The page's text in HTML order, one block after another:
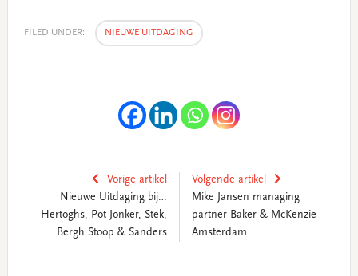
FILED UNDER: NIEUWE UITDAGING
Vorige artikel
Nieuwe Uitdaging bij…
Hertoghs, Pot Jonker, Stek,
Bergh Stoop & Sanders
Volgende artikel
Mike Jansen managing
partner Baker & McKenzie
Amsterdam